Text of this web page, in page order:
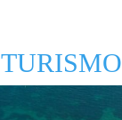
TURISMO